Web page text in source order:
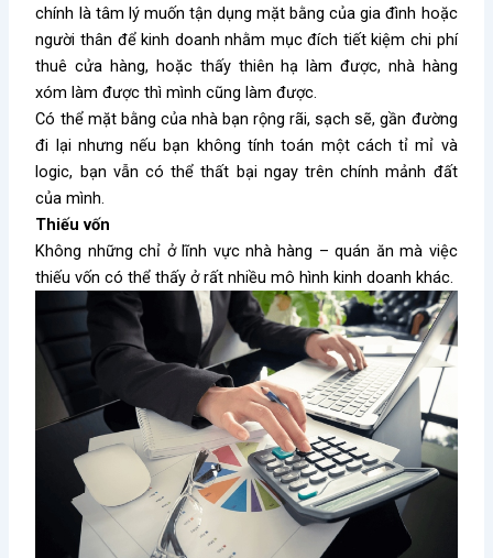
chính là tâm lý muốn tận dụng mặt bằng của gia đình hoặc
người thân để kinh doanh nhằm mục đích tiết kiệm chi phí
thuê cửa hàng, hoặc thấy thiên hạ làm được, nhà hàng
xóm làm được thì mình cũng làm được.
Có thể mặt bằng của nhà bạn rộng rãi, sạch sẽ, gần đường
đi lại nhưng nếu bạn không tính toán một cách tỉ mỉ và
logic, bạn vẫn có thể thất bại ngay trên chính mảnh đất
của mình.
Thiếu vốn
Không những chỉ ở lĩnh vực nhà hàng – quán ăn mà việc
thiếu vốn có thể thấy ở rất nhiều mô hình kinh doanh khác.